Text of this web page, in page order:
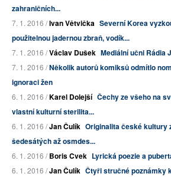
zahraničních...
7. 1. 2016 /Ivan Větvička Severní Korea
použitelnou jadernou zbraň, vodík...
7. 1. 2016 /Václav Dušek Mediální učni Rádia
7. 1. 2016 /Několik autorů komiksů odmítlo
ignoraci žen
6. 1. 2016 /Karel Dolejší Čechy ze všeho na
vlastní kulturní sterilita...
6. 1. 2016 /Jan Čulík Originalita české kultury
šedesátých až osmdes...
6. 1. 2016 /Boris Cvek Lyrická poezie a
6. 1. 2016 /Jan Čulík Čtyři stručné poznámky